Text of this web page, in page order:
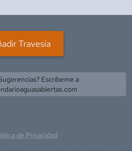
Travesía
Escríbeme a
de Privacidad